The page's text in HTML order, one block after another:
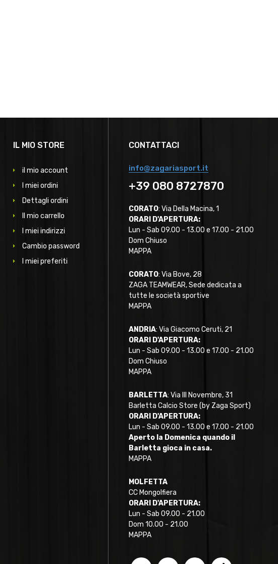
CONTATTACI
info@zagariasport.it
+39 080 8727870
CORATO: Via Della Macina, 1
ORARI D'APERTURA:
Lun - Sab 09.00 - 13.00 e 17.00 - 21.00
Dom Chiuso
MAPPA
CORATO: Via Bove, 28
ZAGA TEAMWEAR, Sede dedicata a
tutte le società sportive
MAPPA
ANDRIA: Via Giacomo Ceruti, 21
ORARI D'APERTURA:
Lun - Sab 09.00 - 13.00 e 17.00 - 21.00
Dom Chiuso
MAPPA
BARLETTA: Via III Novembre, 31
Barletta Calcio Store (by Zaga Sport)
ORARI D'APERTURA:
Lun - Sab 09.00 - 13.00 e 17.00 - 21.00
Aperto la Domenica quando il
Barletta gioca in casa.
MAPPA
MOLFETTA
CC Mongolfiera
ORARI D'APERTURA:
Lun - Sab 09.00 - 21.00
Dom 10.00 - 21.00
MAPPA
IL MIO STORE
il mio account
I miei ordini
Dettagli ordini
Il mio carrello
I miei indirizzi
Cambio password
I miei preferiti